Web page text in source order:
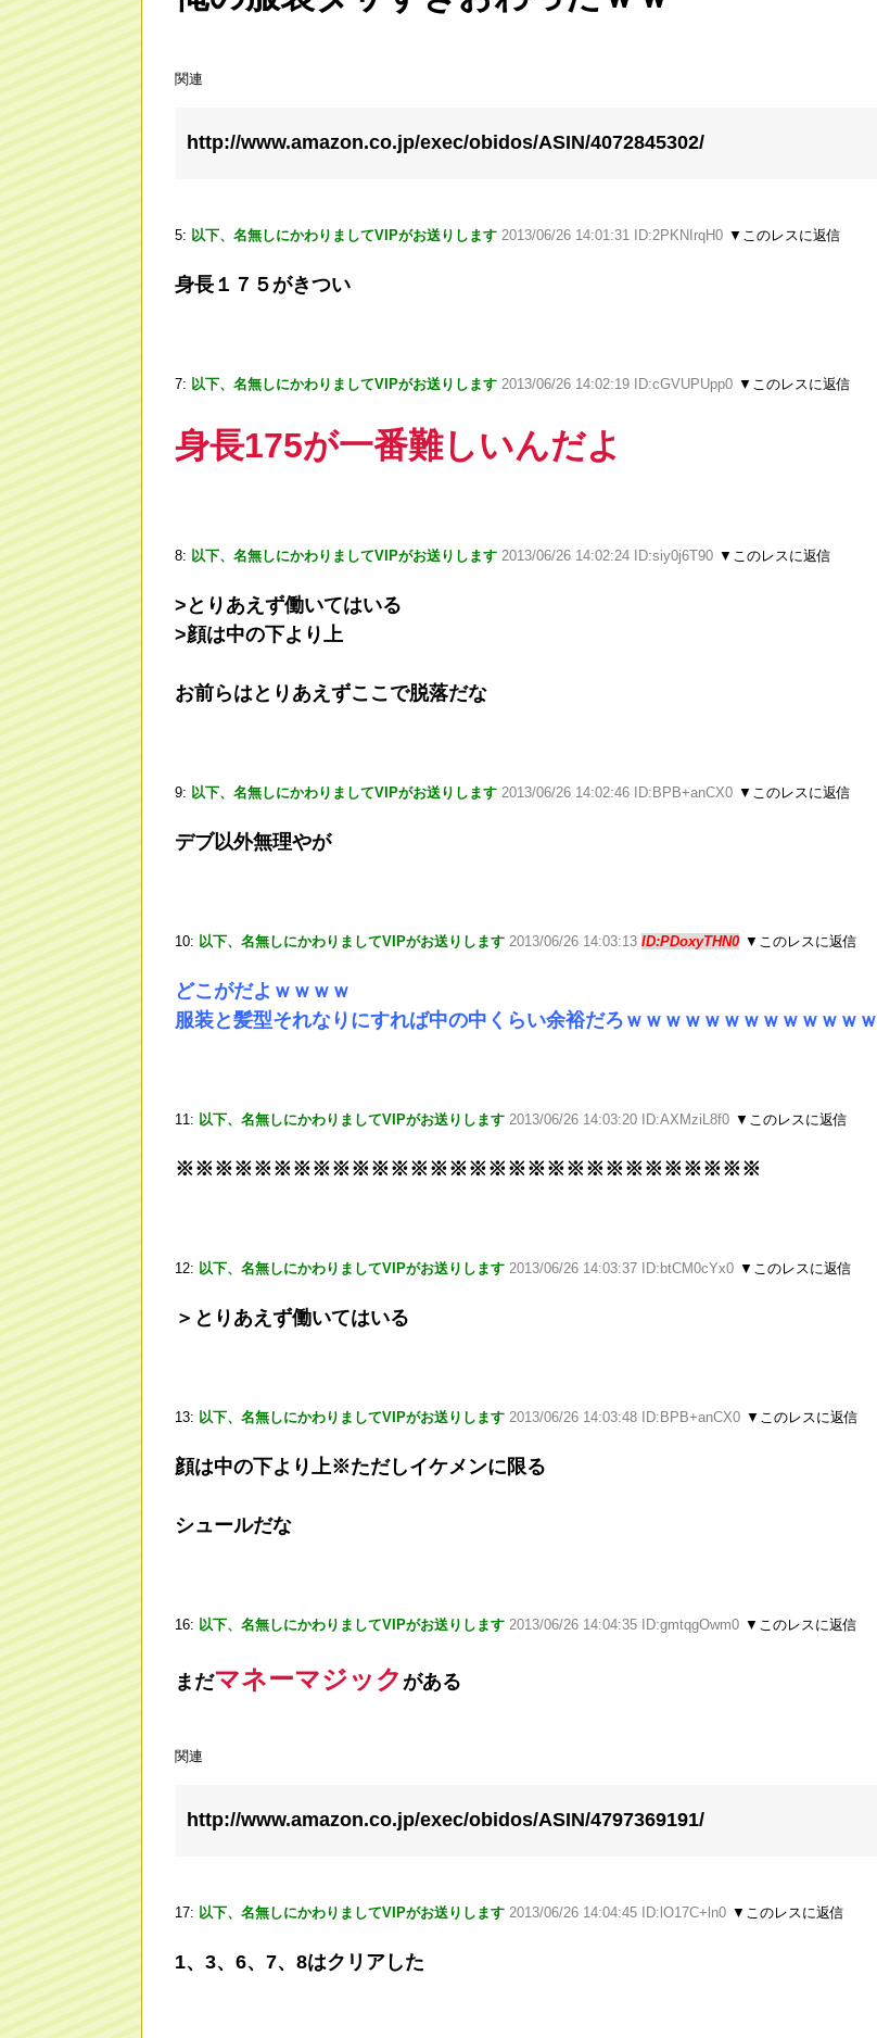
関連
http://www.amazon.co.jp/exec/obidos/ASIN/4072845302/
5: 以下、名無しにかわりましてVIPがお送りします 2013/06/26 14:01:31 ID:2PKNIrqH0 ▼このレスに返信
身長１７５がきつい
7: 以下、名無しにかわりましてVIPがお送りします 2013/06/26 14:02:19 ID:cGVUPUpp0 ▼このレスに返信
身長175が一番難しいんだよ
8: 以下、名無しにかわりましてVIPがお送りします 2013/06/26 14:02:24 ID:siy0j6T90 ▼このレスに返信
>とりあえず働いてはいる
>顔は中の下より上
お前らはとりあえずここで脱落だな
9: 以下、名無しにかわりましてVIPがお送りします 2013/06/26 14:02:46 ID:BPB+anCX0 ▼このレスに返信
デブ以外無理やが
10: 以下、名無しにかわりましてVIPがお送りします 2013/06/26 14:03:13 ID:PDoxyTHN0 ▼このレスに返信
どこがだよｗｗｗｗ
服装と髪型それなりにすれば中の中くらい余裕だろｗｗｗｗｗｗｗｗｗｗｗｗｗ
11: 以下、名無しにかわりましてVIPがお送りします 2013/06/26 14:03:20 ID:AXMziL8f0 ▼このレスに返信
※※※※※※※※※※※※※※※※※※※※※※※※※※※※※※
12: 以下、名無しにかわりましてVIPがお送りします 2013/06/26 14:03:37 ID:btCM0cYx0 ▼このレスに返信
＞とりあえず働いてはいる
13: 以下、名無しにかわりましてVIPがお送りします 2013/06/26 14:03:48 ID:BPB+anCX0 ▼このレスに返信
顔は中の下より上※ただしイケメンに限る
シュールだな
16: 以下、名無しにかわりましてVIPがお送りします 2013/06/26 14:04:35 ID:gmtqgOwm0 ▼このレスに返信
まだマネーマジック がある
関連
http://www.amazon.co.jp/exec/obidos/ASIN/4797369191/
17: 以下、名無しにかわりましてVIPがお送りします 2013/06/26 14:04:45 ID:lO17C+ln0 ▼このレスに返信
1、3、6、7、8はクリアした